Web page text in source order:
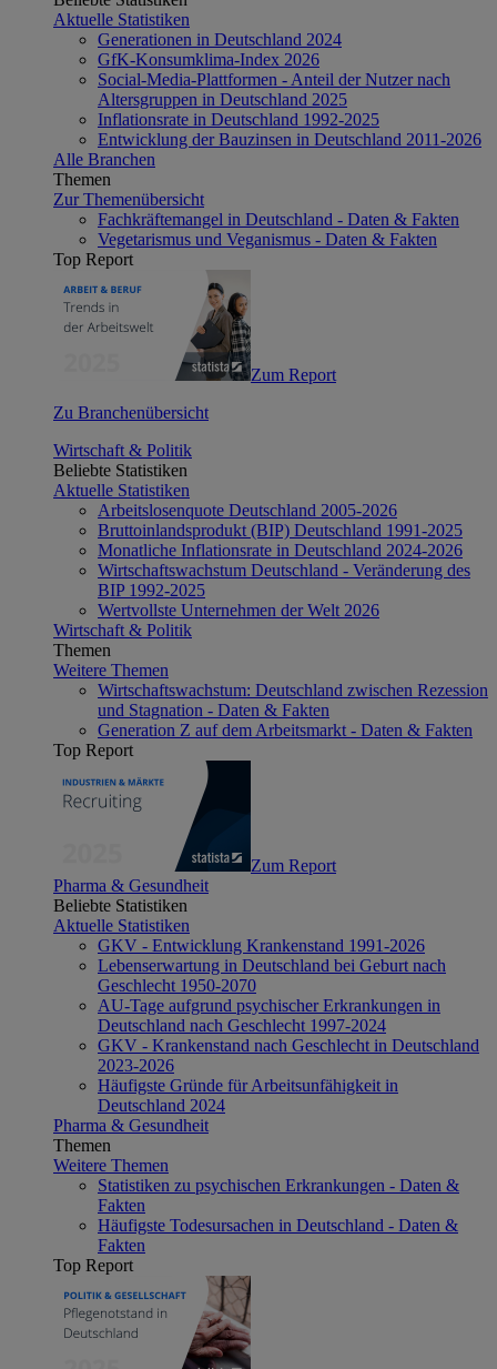
Aktuelle Statistiken
Generationen in Deutschland 2024
GfK-Konsumklima-Index 2026
Social-Media-Plattformen - Anteil der Nutzer nach
Altersgruppen in Deutschland 2025
Inflationsrate in Deutschland 1992-2025
Entwicklung der Bauzinsen in Deutschland 2011-2026
Alle Branchen
Themen
Zur Themenübersicht
Fachkräftemangel in Deutschland - Daten & Fakten
Vegetarismus und Veganismus - Daten & Fakten
Top Report
Zum Report
Zu Branchenübersicht
Wirtschaft & Politik
Beliebte Statistiken
Aktuelle Statistiken
Arbeitslosenquote Deutschland 2005-2026
Bruttoinlandsprodukt (BIP) Deutschland 1991-2025
Monatliche Inflationsrate in Deutschland 2024-2026
Wirtschaftswachstum Deutschland - Veränderung des
BIP 1992-2025
Wertvollste Unternehmen der Welt 2026
Wirtschaft & Politik
Themen
Weitere Themen
Wirtschaftswachstum: Deutschland zwischen Rezession
und Stagnation - Daten & Fakten
Generation Z auf dem Arbeitsmarkt - Daten & Fakten
Top Report
Zum Report
Pharma & Gesundheit
Beliebte Statistiken
Aktuelle Statistiken
GKV - Entwicklung Krankenstand 1991-2026
Lebenserwartung in Deutschland bei Geburt nach
Geschlecht 1950-2070
AU-Tage aufgrund psychischer Erkrankungen in
Deutschland nach Geschlecht 1997-2024
GKV - Krankenstand nach Geschlecht in Deutschland
2023-2026
Häufigste Gründe für Arbeitsunfähigkeit in
Deutschland 2024
Pharma & Gesundheit
Themen
Weitere Themen
Statistiken zu psychischen Erkrankungen - Daten &
Fakten
Häufigste Todesursachen in Deutschland - Daten &
Fakten
Top Report